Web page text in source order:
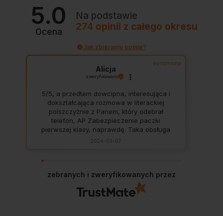
5.0
Ocena
Na podstawie
274 opinii z całego okresu
Jak zbieramy opinie?
wyróżniona
Alicja
zweryfikowano
5/5, a przedtem dowcipna, interesująca i
dokształcająca rozmowa w literackiej
polszczyżnie z Panem, który odebrał
telefon, AP Zabezpieczenie paczki
pierwszej klasy, naprawdę. Taka obsługa
to skarb, dają z siebie 100 procent, aby
2024-03-07
zebranych i zweryfikowanych przez